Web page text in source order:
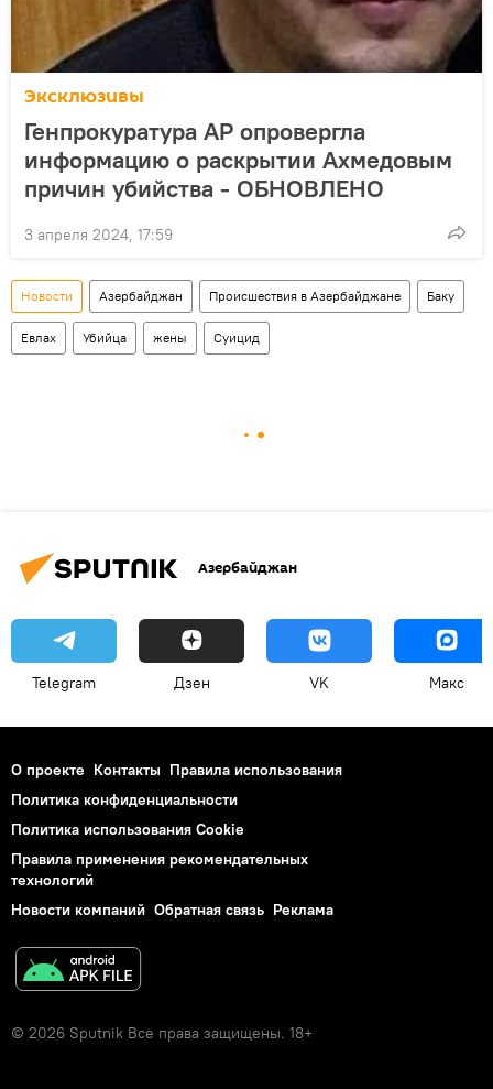
Эксклюзивы
Генпрокуратура АР опровергла
информацию о раскрытии Ахмедовым
причин убийства - ОБНОВЛЕНО
3 апреля 2024, 17:59
Новости Азербайджан Происшествия в Азербайджане Баку
Евлах Убийца жены Суицид
Азербайджан
Telegram Дзен VK Макс
О проекте Контакты Правила использования
Политика конфиденциальности
Политика использования Cookie
Правила применения рекомендательных
технологий
Новости компаний Обратная связь Реклама
© 2026 Sputnik Все права защищены. 18+